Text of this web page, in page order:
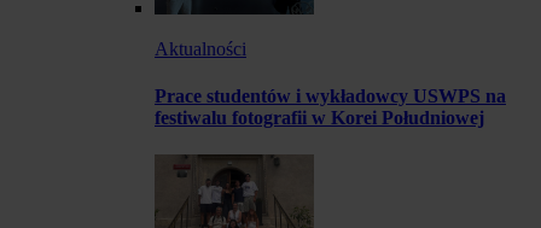
Aktualności
Prace studentów i wykładowcy USWPS na
festiwalu fotografii w Korei Południowej